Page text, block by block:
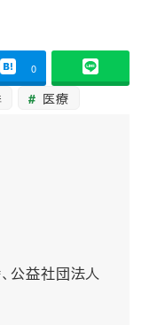
0
医療
公益社団法人